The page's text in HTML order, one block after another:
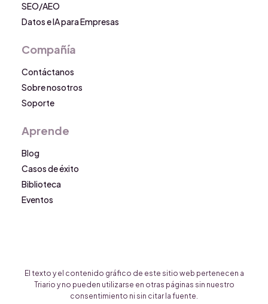
SEO/AEO
Datos e IA para Empresas
Compañía
Contáctanos
Sobre nosotros
Soporte
Aprende
Blog
Casos de éxito
Biblioteca
Eventos
El texto y el contenido gráfico de este sitio web pertenecen a
Triario y no pueden utilizarse en otras páginas sin nuestro
consentimiento ni sin citar la fuente.